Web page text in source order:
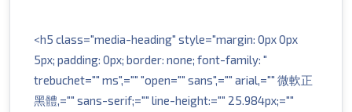
<h5 class="media-heading" style="margin: 0px 0px
5px; padding: 0px; border: none; font-family: "
trebuchet="" ms",="" "open="" sans",="" arial,="" 微軟正
黑體,="" sans-serif;="" line-height:="" 25.984px;=""